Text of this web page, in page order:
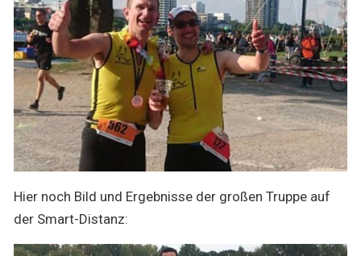
Hier noch Bild und Ergebnisse der großen Truppe auf
der Smart-Distanz: